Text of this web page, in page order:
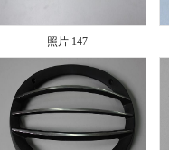
照片 147